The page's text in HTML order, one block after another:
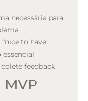
necessária para
to have”
essencial
colete feedback
MVP